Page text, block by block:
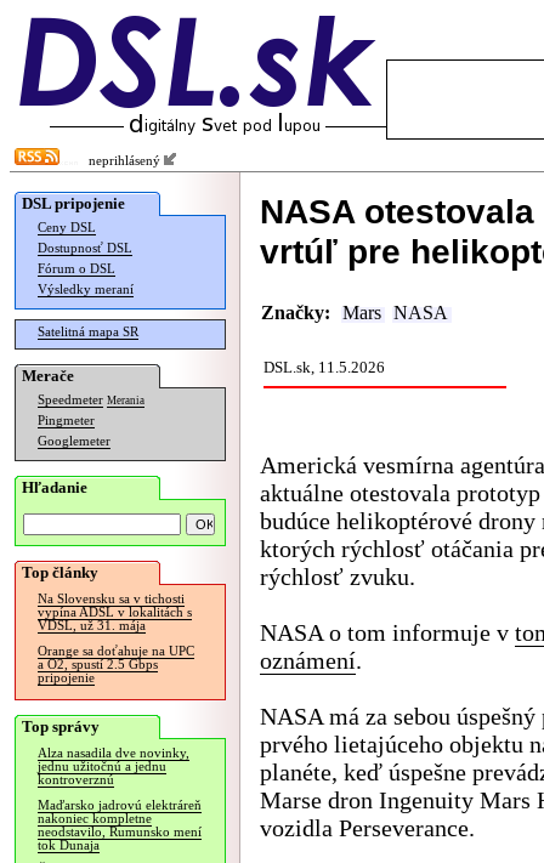
neprihlásený
DSL pripojenie
Ceny DSL
Dostupnosť DSL
Fórum o DSL
Výsledky meraní
Satelitná mapa SR
Merače
Speedmeter Merania
Pingmeter
Googlemeter
Hľadanie
Top články
Na Slovensku sa v tichosti
vypína ADSL v lokalitách s
VDSL, už 31. mája
Orange sa doťahuje na UPC
a O2, spustí 2.5 Gbps
pripojenie
Top správy
Alza nasadila dve novinky,
jednu užitočnú a jednu
kontroverznú
Maďarsko jadrovú elektráreň
nakoniec kompletne
neodstavilo, Rumunsko mení
tok Dunaja
NASA
vrtúľ pre
Značky: Mars NASA
DSL.sk, 11.5.2026
Americká vesmírna
aktuálne otestovala
budúce helikoptérové drony
ktorých rýchlosť otáčania
rýchlosť zvuku.
NASA o tom informuje v
oznámení.
NASA má za sebou
prvého lietajúceho objektu
planéte, keď úspešne
Marse dron Ingenuity Mars
vozidla Perseverance.